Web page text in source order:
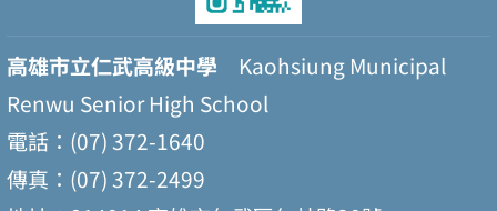
高雄市立仁武高級中學 Kaohsiung Municipal
Renwu Senior High School
電話：(07) 372-1640
傳真：(07) 372-2499